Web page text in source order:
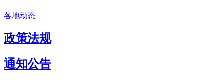
各地动态
政策法规
通知公告